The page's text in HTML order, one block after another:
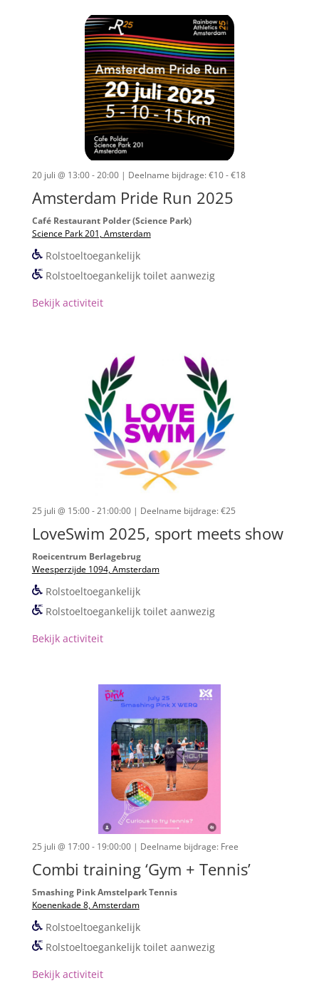
20 juli @ 13:00 - 20:00 | Deelname bijdrage: €10 - €18
Amsterdam Pride Run 2025
Café Restaurant Polder (Science Park)
Science Park 201, Amsterdam
Rolstoeltoegankelijk
Rolstoeltoegankelijk toilet aanwezig
Bekijk activiteit
25 juli @ 15:00 - 21:00:00 | Deelname bijdrage: €25
LoveSwim 2025, sport meets show
Roeicentrum Berlagebrug
Weesperzijde 1094, Amsterdam
Rolstoeltoegankelijk
Rolstoeltoegankelijk toilet aanwezig
Bekijk activiteit
25 juli @ 17:00 - 19:00:00 | Deelname bijdrage: Free
Combi training ‘Gym + Tennis’
Smashing Pink Amstelpark Tennis
Koenenkade 8, Amsterdam
Rolstoeltoegankelijk
Rolstoeltoegankelijk toilet aanwezig
Bekijk activiteit